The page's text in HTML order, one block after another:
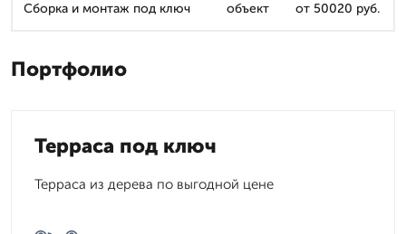
Сборка и монтаж под ключ объект от 50020 руб.
Портфолио
Терраса под ключ
Терраса из дерева по выгодной цене